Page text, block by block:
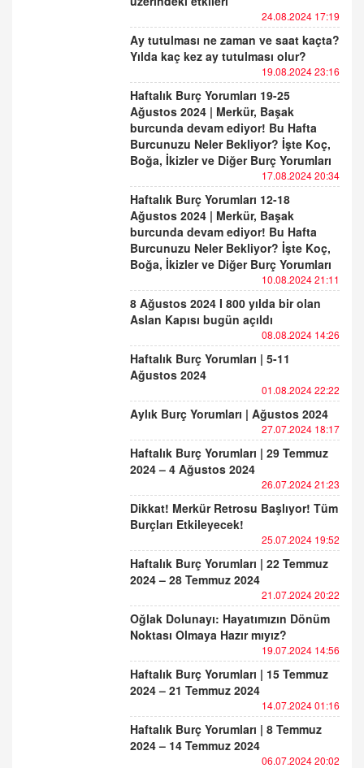
24.08.2024 17:19
Ay tutulması ne zaman ve saat kaçta?
Yılda kaç kez ay tutulması olur?
19.08.2024 23:16
Haftalık Burç Yorumları 19-25
Ağustos 2024 | Merkür, Başak
burcunda devam ediyor! Bu Hafta
Burcunuzu Neler Bekliyor? İşte Koç,
Boğa, İkizler ve Diğer Burç Yorumları
17.08.2024 20:34
Haftalık Burç Yorumları 12-18
Ağustos 2024 | Merkür, Başak
burcunda devam ediyor! Bu Hafta
Burcunuzu Neler Bekliyor? İşte Koç,
Boğa, İkizler ve Diğer Burç Yorumları
10.08.2024 21:11
8 Ağustos 2024 I 800 yılda bir olan
Aslan Kapısı bugün açıldı
08.08.2024 14:26
Haftalık Burç Yorumları | 5-11
Ağustos 2024
01.08.2024 22:22
Aylık Burç Yorumları | Ağustos 2024
27.07.2024 18:17
Haftalık Burç Yorumları | 29 Temmuz
2024 – 4 Ağustos 2024
26.07.2024 21:23
Dikkat! Merkür Retrosu Başlıyor! Tüm
Burçları Etkileyecek!
25.07.2024 19:52
Haftalık Burç Yorumları | 22 Temmuz
2024 – 28 Temmuz 2024
21.07.2024 20:22
Oğlak Dolunayı: Hayatımızın Dönüm
Noktası Olmaya Hazır mıyız?
19.07.2024 14:56
Haftalık Burç Yorumları | 15 Temmuz
2024 – 21 Temmuz 2024
14.07.2024 01:16
Haftalık Burç Yorumları | 8 Temmuz
2024 – 14 Temmuz 2024
06.07.2024 20:02